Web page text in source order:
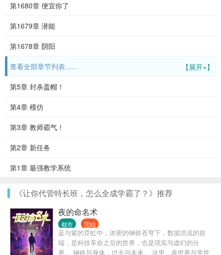
第1680章 便宜你了
第1679章 潜能
第1678章 阴阳
【展开+】
查看全部章节列表......
第5章 封杀盖帽！
第4章 模仿
第3章 教师霸气！
第2章 新任务
第1章 最强教学系统
《让你代管特长班，怎么全成学霸了？》推荐
夜的命名术
都市 完结
蓝与紫的霓虹中，浓密的钢铁苍穹下，数据洪流的前
端，是科技革命之后的世界，也是现实与虚幻的分
界。 钢铁与身体，过去与未来。 这里，表世界与里世